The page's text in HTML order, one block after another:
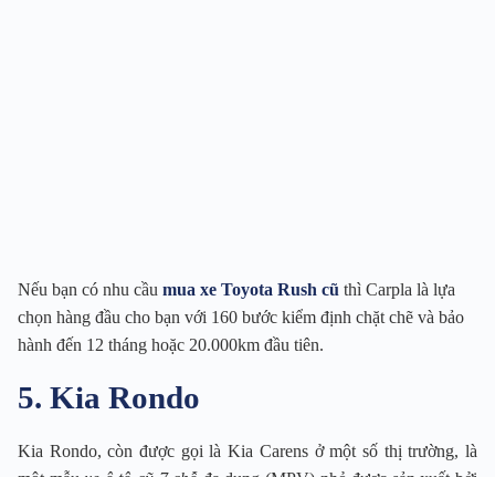
Nếu bạn có nhu cầu mua xe Toyota Rush cũ thì Carpla là lựa
chọn hàng đầu cho bạn với 160 bước kiểm định chặt chẽ và bảo
hành đến 12 tháng hoặc 20.000km đầu tiên.
5. Kia Rondo
Kia Rondo, còn được gọi là Kia Carens ở một số thị trường, là